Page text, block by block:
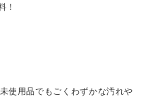
！
使用品でもごくわずかな汚れや